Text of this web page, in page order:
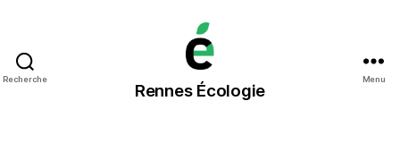
Recherche
Rennes
Écologie
Rennes Écologie
Menu